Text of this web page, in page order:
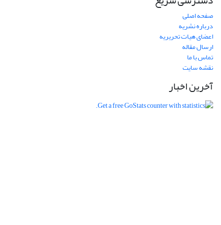
صفحه اصلی
درباره نشریه
اعضای هیات تحریریه
ارسال مقاله
تماس با ما
نقشه سایت
آخرین اخبار